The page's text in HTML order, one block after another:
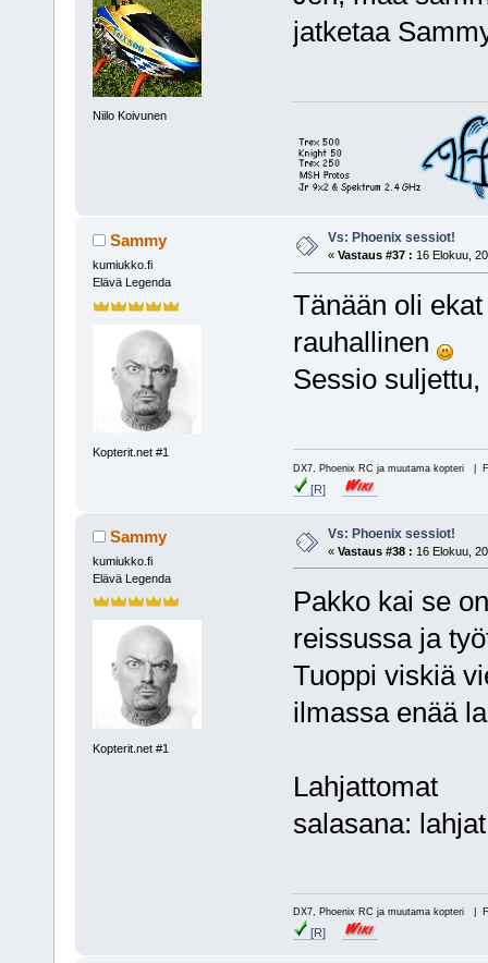
Niilo Koivunen
jatketaa
Sammy
kumiukko.fi
Elävä Legenda
Kopterit.net #1
Vs: Phoenix sessiot!
« Vastaus #37 : 16 Elokuu,
Tänään oli
rauhallinen
Sessio
DX7, Phoenix RC ja muutama kopteri |
[R]
Sammy
kumiukko.fi
Elävä Legenda
Kopterit.net #1
Vs: Phoenix sessiot!
« Vastaus #38 : 16 Elokuu,
Pakko kai se
reissussa ja
Tuoppi viskiä
ilmassa enää
Lahjattomat
salasana: lahjat
DX7, Phoenix RC ja muutama kopteri |
[R]